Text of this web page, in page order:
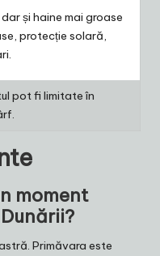
și haine mai groase
protecție solară,
pot fi limitate în
moment
Primăvara este